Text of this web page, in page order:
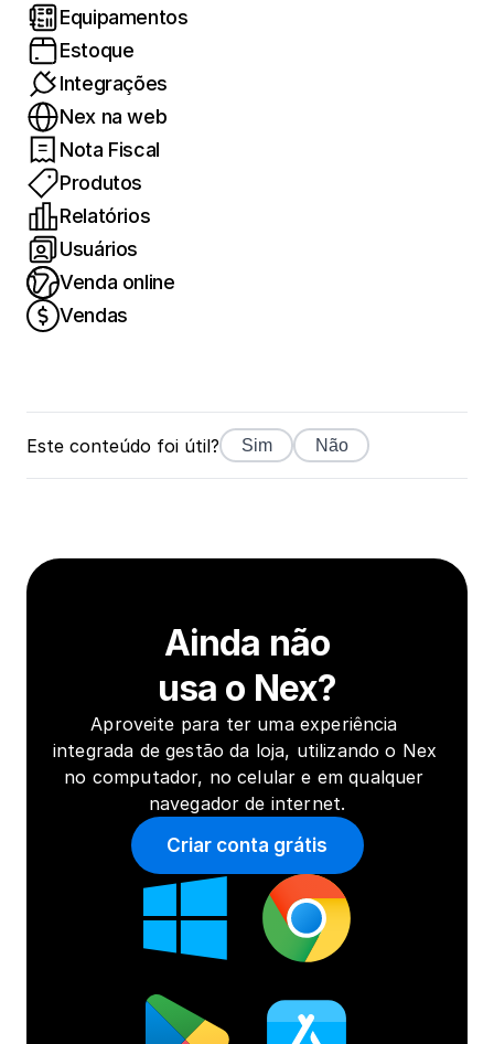
Equipamentos
Estoque
Integrações
Nex na web
Nota Fiscal
Produtos
Relatórios
Usuários
Venda online
Vendas
Este conteúdo foi útil? Sim Não
Ainda não
usa o Nex?
Aproveite para ter uma experiência
integrada de gestão da loja, utilizando o Nex
no computador, no celular e em qualquer
navegador de internet.
Criar conta grátis